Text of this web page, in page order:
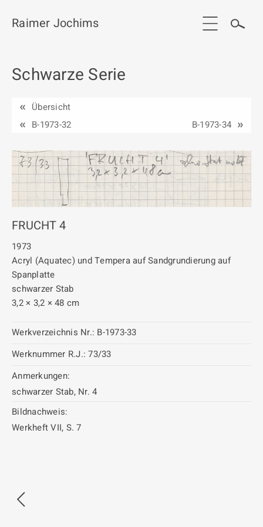
Start
Werkgruppen / Work groups
Ausstellungen
Vita
Publikationen
Kontakt
Raimer Jochims
Schwarze Serie
Übersicht
B-1973-32
B-1973-34
FRUCHT 4
1973
Acryl (Aquatec) und Tempera auf Sandgrundierung auf
Spanplatte
schwarzer Stab
3,2 × 3,2 × 48 cm
Werkverzeichnis Nr.: B-1973-33
Werknummer R.J.: 73/33
Anmerkungen:
schwarzer Stab, Nr. 4
Bildnachweis:
Werkheft VII, S. 7